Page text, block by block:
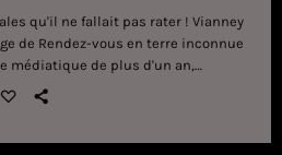
qu'il ne fallait pas rater ! Vianney
de Rendez-vous en terre inconnue
médiatique de plus d'un an,
! Des titres à en pleuvoir, une
une place en tant que membre du